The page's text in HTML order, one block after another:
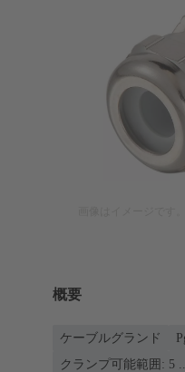
概要
ケーブルグランド
クランプ可能範囲: 5